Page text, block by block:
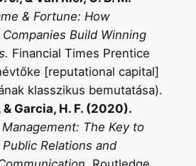
& Fortune: How
Build Winning
Financial Times Prentice
[reputational capital]
klasszikus bemutatása).
& Garcia, H. F. (2020).
The Key to
Relations and